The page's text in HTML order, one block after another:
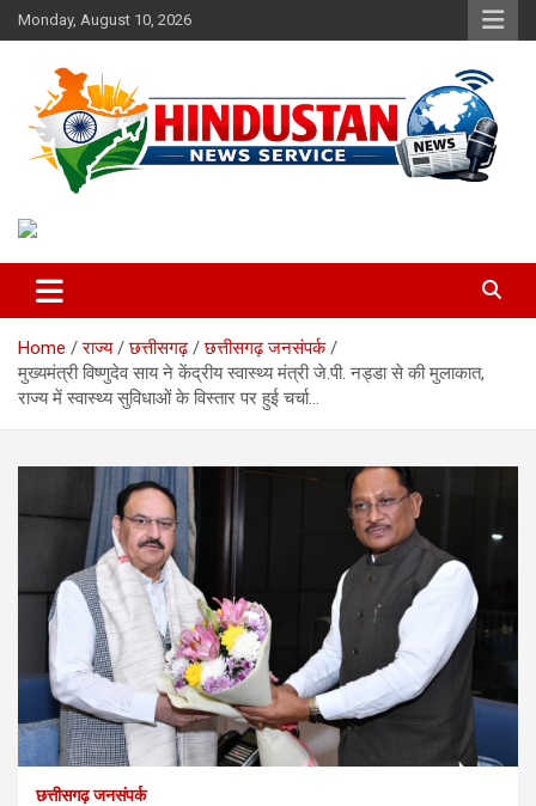
Skip
to
Monday, August 10, 2026
Hindustan News Service
Home राज्य छत्तीसगढ़
छत्तीसगढ़ जनसंपर्क
मुख्यमंत्री विष्णुदेव साय ने केंद्रीय स्वास्थ्य मंत्री जे.पी. नड्डा से की मुलाकात,
राज्य में स्वास्थ्य सुविधाओं के विस्तार पर हुई चर्चा…
छत्तीसगढ़ जनसंपर्क